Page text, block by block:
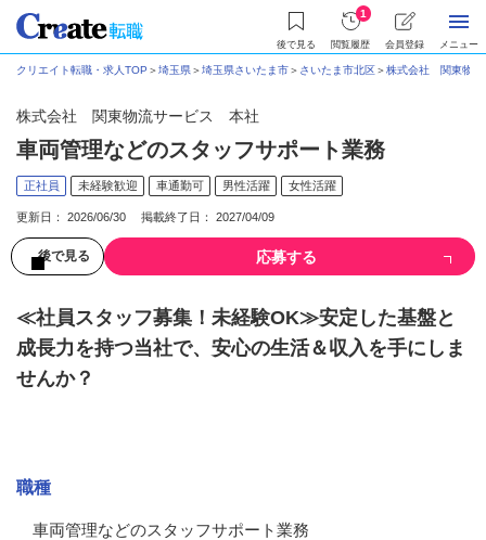
後で見る
1
閲覧履歴 会員登録 メニュー
クリエイト転職・求人TOP ＞埼玉県＞埼玉県さいたま市＞ さいたま市北区＞株式会社 関東物流
株式会社 関東物流サービス 本社
車両管理などのスタッフサポート業務
正社員 未経験歓迎 車通勤可 男性活躍 女性活躍
更新日： 2026/06/30 掲載終了日： 2027/04/09
後で見る 応募する
≪社員スタッフ募集！未経験OK≫安定した基盤と
成長力を持つ当社で、安心の生活＆収入を手にしま
せんか？
職種
車両管理などのスタッフサポート業務